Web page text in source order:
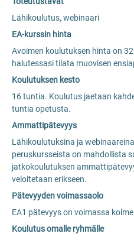
Lähikoulutus, webinaari
EA-kurssin hinta
Avoimen koulutuksen hinta on
halutessasi tilata muovisen
Koulutuksen kesto
16 tuntia. Koulutus jaetaan
tuntia opetusta.
Ammattipätevyys
Lähikoulutuksina ja
peruskursseista on mahdollista
jatkokoulutuksen
veloitetaan erikseen.
Pätevyyden voimassaolo
EA1 pätevyys on voimassa
Koulutus omalle ryhmälle